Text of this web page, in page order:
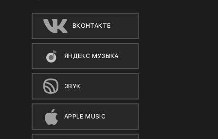
ВКОНТАКТЕ
ЯНДЕКС МУЗЫКА
ЗВУК
APPLE MUSIC